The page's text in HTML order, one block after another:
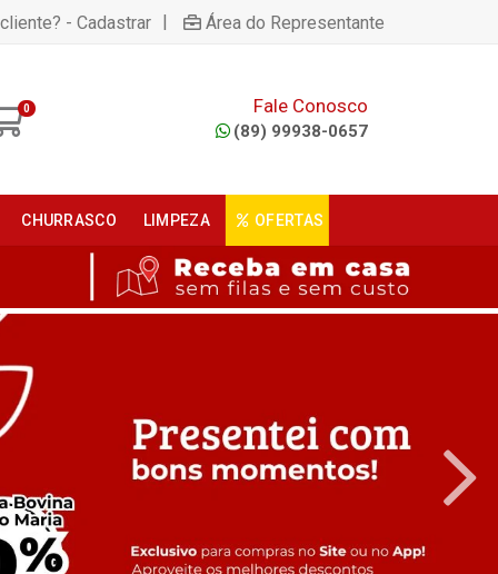
- Cadastrar | Área do Representante
0 Fale Conosco
(89) 99938-0657
CHURRASCO LIMPEZA OFERTAS